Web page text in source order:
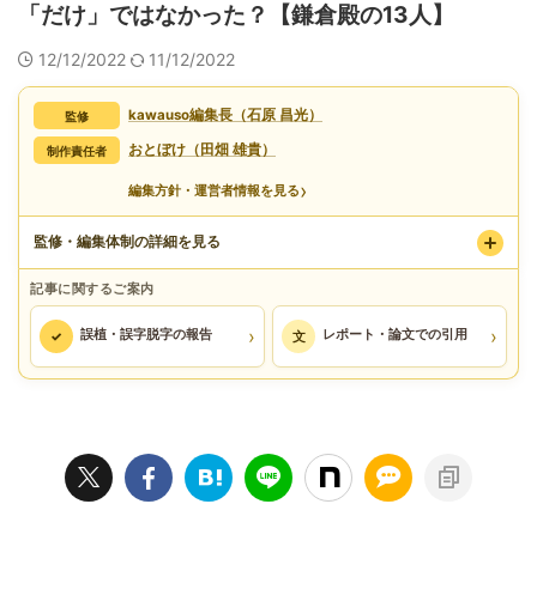
「だけ」ではなかった？【鎌倉殿の13人】
12/12/2022 11/12/2022
監修 kawauso編集長（石原 昌光）
制作責任者 おとぼけ（田畑 雄貴）
編集方針・運営者情報を見る›
監修・編集体制の詳細を見る
記事に関するご案内
✓ 誤植・誤字脱字の報告 › 文 レポート・論文での引用 ›